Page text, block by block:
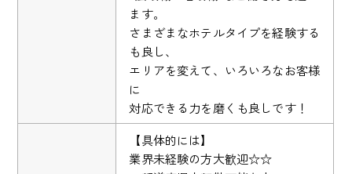
ます。
さまざまなホテルタイプを経験する
も良し、
エリアを変えて、いろいろなお客様
に
対応できる力を磨くも良しです！
【具体的には】
業界未経験の方大歓迎☆☆